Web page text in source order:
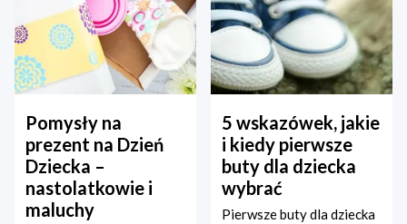
Pomysły na
prezent na Dzień
Dziecka –
nastolatkowie i
maluchy
5 wskazówek, jakie
i kiedy pierwsze
buty dla dziecka
wybrać
Pierwsze buty dla dziecka